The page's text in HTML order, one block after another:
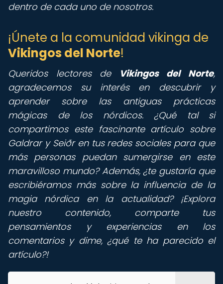
dentro de cada uno de nosotros.
¡Únete a la comunidad vikinga de
Vikingos del Norte!
Queridos lectores de Vikingos del Norte,
agradecemos su interés en descubrir y
aprender sobre las antiguas prácticas
mágicas de los nórdicos. ¿Qué tal si
compartimos este fascinante artículo sobre
Galdrar y Seiðr en tus redes sociales para que
más personas puedan sumergirse en este
maravilloso mundo? Además, ¿te gustaría que
escribiéramos más sobre la influencia de la
magia nórdica en la actualidad? ¡Explora
nuestro contenido, comparte tus
pensamientos y experiencias en los
comentarios y dime, ¿qué te ha parecido el
artículo?!